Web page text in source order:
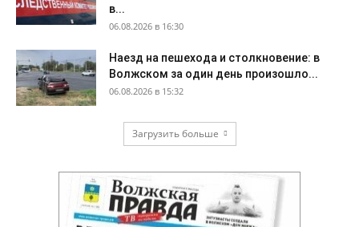
в...
06.08.2026 в 16:30
Наезд на пешехода и столкновение: в
Волжском за один день произошло...
06.08.2026 в 15:32
Загрузить больше